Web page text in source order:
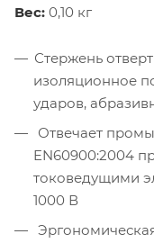
Вес: 0,10 кг
Стержень
изоляционное
ударов,
Отвечает
EN60900:2004
токоведущими
1000 В